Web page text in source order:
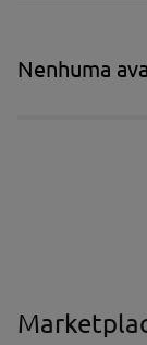
Nenhuma